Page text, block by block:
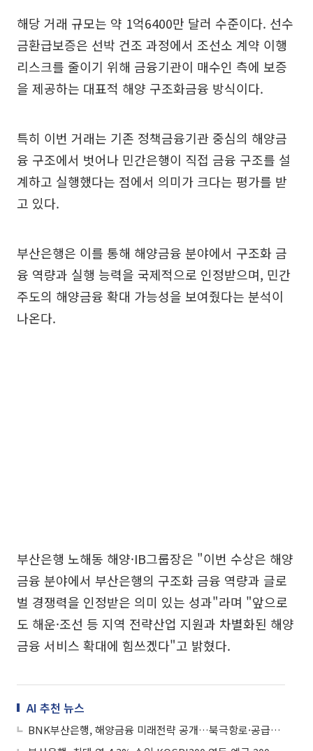
해당 거래 규모는 약 1억6400만 달러 수준이다. 선수
금환급보증은 선박 건조 과정에서 조선소 계약 이행
리스크를 줄이기 위해 금융기관이 매수인 측에 보증
을 제공하는 대표적 해양 구조화금융 방식이다.
특히 이번 거래는 기존 정책금융기관 중심의 해양금
융 구조에서 벗어나 민간은행이 직접 금융 구조를 설
계하고 실행했다는 점에서 의미가 크다는 평가를 받
고 있다.
부산은행은 이를 통해 해양금융 분야에서 구조화 금
융 역량과 실행 능력을 국제적으로 인정받으며, 민간
주도의 해양금융 확대 가능성을 보여줬다는 분석이
나온다.
부산은행 노해동 해양·IB그룹장은 "이번 수상은 해양
금융 분야에서 부산은행의 구조화 금융 역량과 글로
벌 경쟁력을 인정받은 의미 있는 성과"라며 "앞으로
도 해운·조선 등 지역 전략산업 지원과 차별화된 해양
금융 서비스 확대에 힘쓰겠다"고 밝혔다.
AI 추천 뉴스
BNK부산은행, 해양금융 미래전략 공개…북극항로·공급망 재편 겨냥